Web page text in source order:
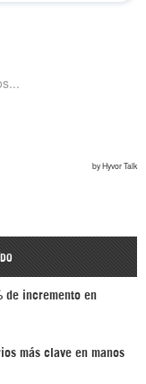
de incremento en
más clave en manos